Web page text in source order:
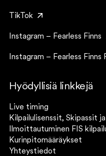
TikTok
Instagram – Fearless Finns
Instagram – Fearless Finns
Hyödyllisiä linkkejä
Live timing
Kilpailulisenssit, Skipassit
Ilmoittautuminen FIS
Kurinpitomääräykset
Yhteystiedot